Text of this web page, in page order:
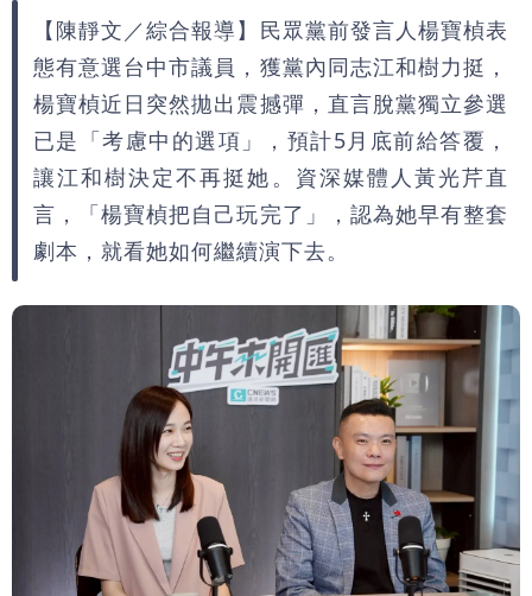
【陳靜文／綜合報導】民眾黨前發言人楊寶楨表
態有意選台中市議員，獲黨內同志江和樹力挺，
楊寶楨近日突然拋出震撼彈，直言脫黨獨立參選
已是「考慮中的選項」，預計5月底前給答覆，
讓江和樹決定不再挺她。資深媒體人黃光芹直
言，「楊寶楨把自己玩完了」，認為她早有整套
劇本，就看她如何繼續演下去。